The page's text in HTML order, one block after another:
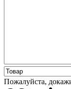
Пожалуйста,